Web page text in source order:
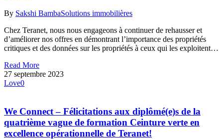
By Sakshi BambaSolutions immobilières
Chez Teranet, nous nous engageons à continuer de rehausser et
d’améliorer nos offres en démontrant l’importance des propriétés
critiques et des données sur les propriétés à ceux qui les exploitent…
Read More
27 septembre 2023
Love0
We Connect – Félicitations aux diplômé(e)s de la
quatrième vague de formation Ceinture verte en
excellence opérationnelle de Teranet!